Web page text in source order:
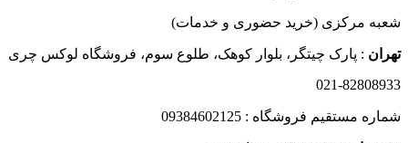
4,000,000 تومان
2,700,000 تومان
شعبه مرکزی (خرید حضوری و خدمات)
تهران : پارک چیتگر، بلوار کوهک، طلوع سوم، فروشگاه لوکس چری
021-82808933
شماره مستقیم فروشگاه : 09384602125